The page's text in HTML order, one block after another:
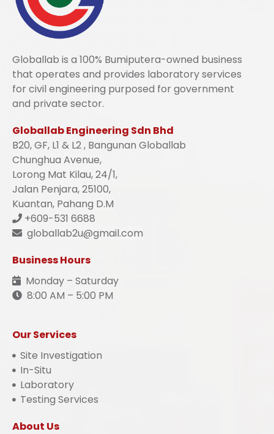
Globallab is a 100% Bumiputera-owned business
that operates and provides laboratory services
for civil engineering purposed for government
and private sector.
Globallab Engineering Sdn Bhd
B20, GF, L1 & L2 , Bangunan Globallab
Chunghua Avenue,
Lorong Mat Kilau, 24/1,
Jalan Penjara, 25100,
Kuantan, Pahang D.M
+609-531 6688
globallab2u@gmail.com
Business Hours
Monday – Saturday
8:00 AM – 5:00 PM
Our Services
Site Investigation
In-Situ
Laboratory
Testing Services
About Us